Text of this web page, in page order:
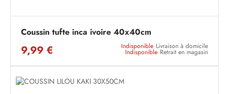
Coussin tufte inca ivoire 40x40cm
9,99 € Indisponible Livraison à domicile
Indisponible Retrait en magasin